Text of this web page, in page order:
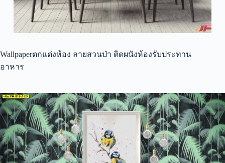
Wallpaperตกแต่งห้อง ลายสวนป่า ติดผนังห้องรับประทาน
อาหาร